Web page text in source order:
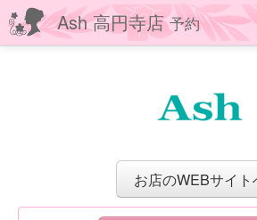
Ash 高円寺店予約
お店のWEBサイト